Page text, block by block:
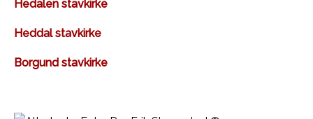
Hedalen stavkirke
Heddal stavkirke
Borgund stavkirke